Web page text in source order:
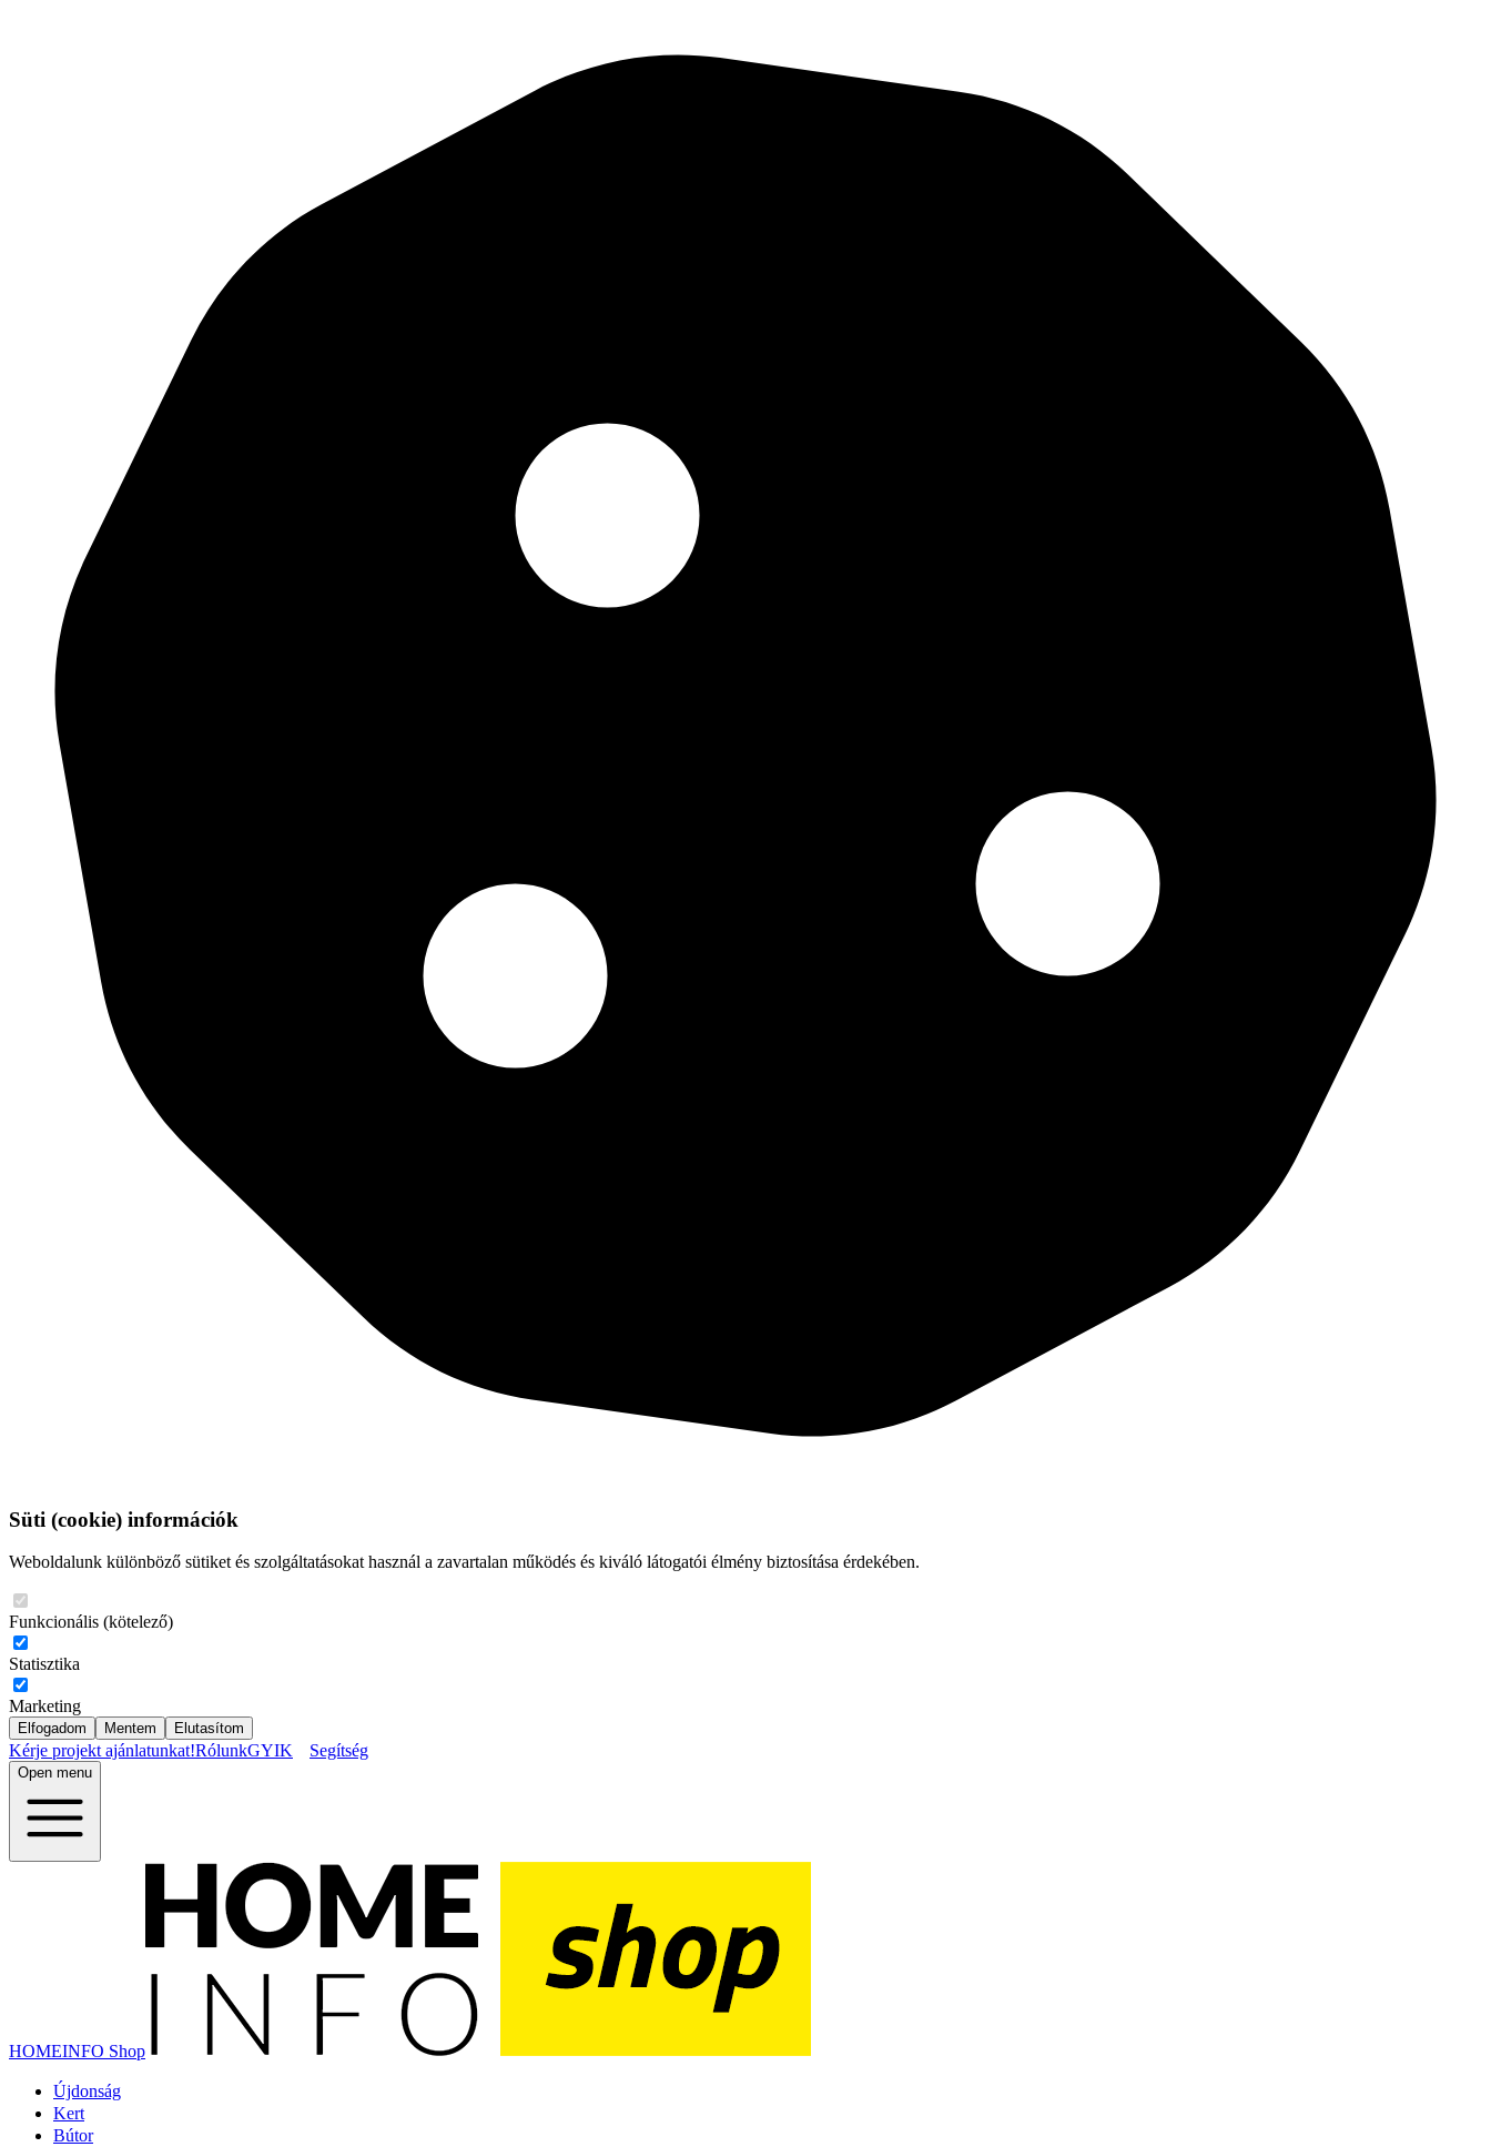
Süti (cookie) információk
Weboldalunk különböző sütiket és szolgáltatásokat használ a zavartalan működés és kiváló látogatói élmény biztosítása érdekében.
Funkcionális (kötelező)
Statisztika
Marketing
Elfogadom Mentem Elutasítom
Kérje projekt ajánlatunkat!RólunkGYIK Segítség
Open menu
HOMEINFO Shop
Újdonság
Kert
Bútor